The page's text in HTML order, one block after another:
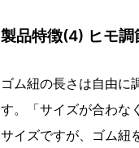
製品特徴(4) ヒモ調
ゴム紐の長さは自由に
す。「サイズが合わな
サイズですが、ゴム紐